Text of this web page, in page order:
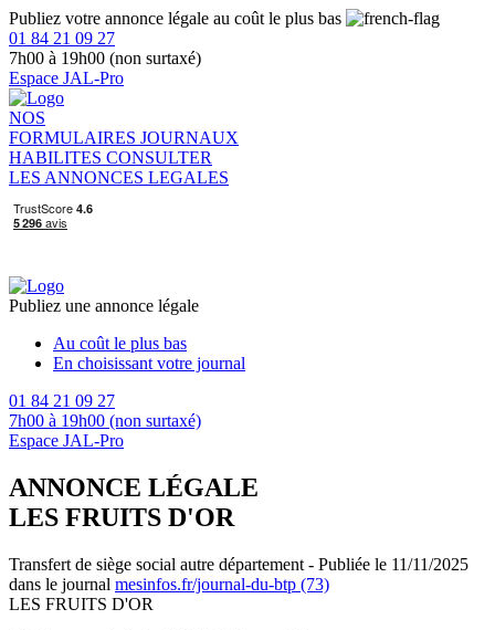
Publiez votre annonce légale au coût le plus bas
01 84 21 09 27
7h00 à 19h00 (non surtaxé)
Espace JAL-Pro
NOS
FORMULAIRES JOURNAUX
HABILITES CONSULTER
LES ANNONCES LEGALES
Publiez une annonce légale
Au coût le plus bas
En choisissant votre journal
01 84 21 09 27
7h00 à 19h00 (non surtaxé)
Espace JAL-Pro
ANNONCE LÉGALE
LES FRUITS D'OR
Transfert de siège social autre département - Publiée le 11/11/2025
dans le journal mesinfos.fr/journal-du-btp (73)
LES FRUITS D'OR